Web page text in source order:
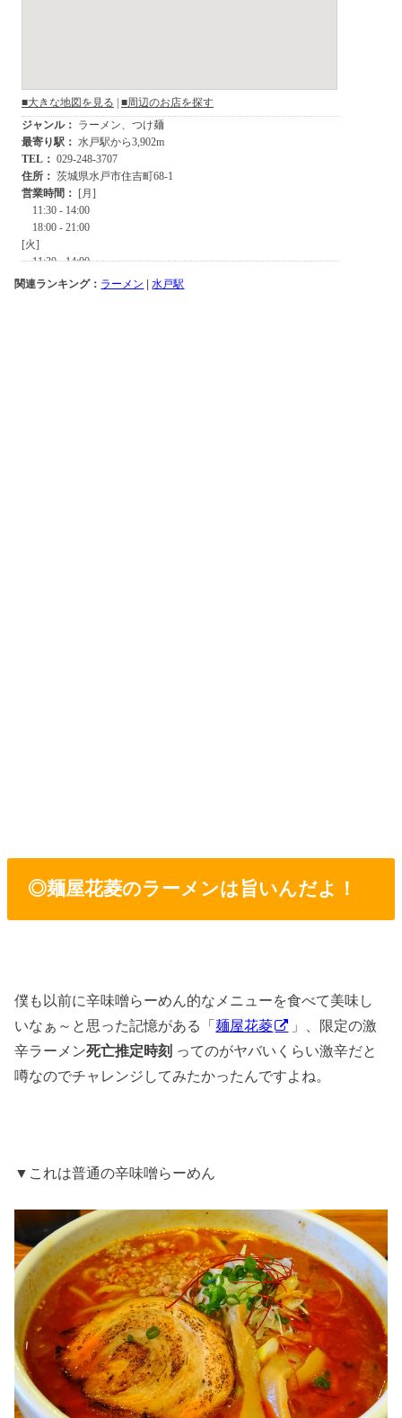
関連ランキング： ラーメン |水戸駅
◎麺屋花菱のラーメンは旨いんだよ！
僕も以前に辛味噌らーめん的なメニューを食べて美味し
いなぁ～と思った記憶がある「麺屋花菱
」、限定の激
辛ラーメン死亡推定時刻 ってのがヤバいくらい激辛だと
噂なのでチャレンジしてみたかったんですよね。
▼これは普通の辛味噌らーめん